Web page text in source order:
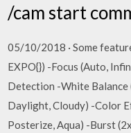
/cam start
05/10/2018 · Some
EXPO{}) -Focus (Auto,
Detection -White Balance
Daylight, Cloudy) -Color
Posterize, Aqua) -Burst